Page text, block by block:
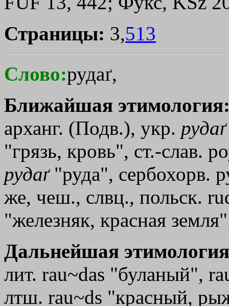
Страницы: 3,513
Слово:рудаґ,
Ближайшая
арханг. (Подв.), укр. рудаґ
"грязь, кровь", ст.-слав.
рудаґ"руда", сербохорв.
же, чеш., слвц., польск.
"железняк, красная
Дальнейшая
лит. rau~das "буланый",
лтш. rau~ds "красный,